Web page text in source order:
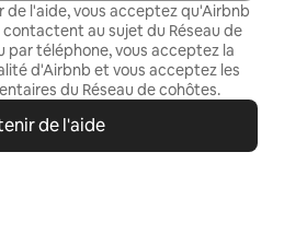
de l'aide, vous acceptez qu'Airbnb
au sujet du Réseau de
par téléphone, vous acceptez la
d'Airbnb et vous acceptez les
du Réseau de cohôtes.
de l'aide